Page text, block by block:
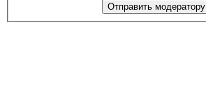
Отправить модератору